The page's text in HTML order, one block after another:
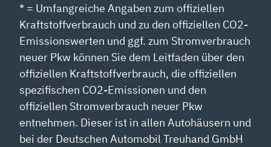
* = Umfangreiche Angaben zum offiziellen
Kraftstoffverbrauch und zu den offiziellen CO2-
Emissionswerten und ggf. zum Stromverbrauch
neuer Pkw können Sie dem Leitfaden über den
offiziellen Kraftstoffverbrauch, die offiziellen
spezifischen CO2-Emissionen und den
offiziellen Stromverbrauch neuer Pkw
entnehmen. Dieser ist in allen Autohäusern und
bei der Deutschen Automobil Treuhand GmbH